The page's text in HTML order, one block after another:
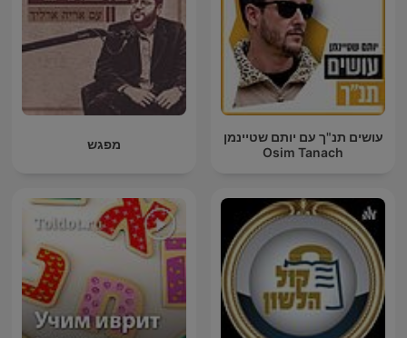
עושים תנ"ך עם יותם שטיינמן
Osim Tanach
מפגש